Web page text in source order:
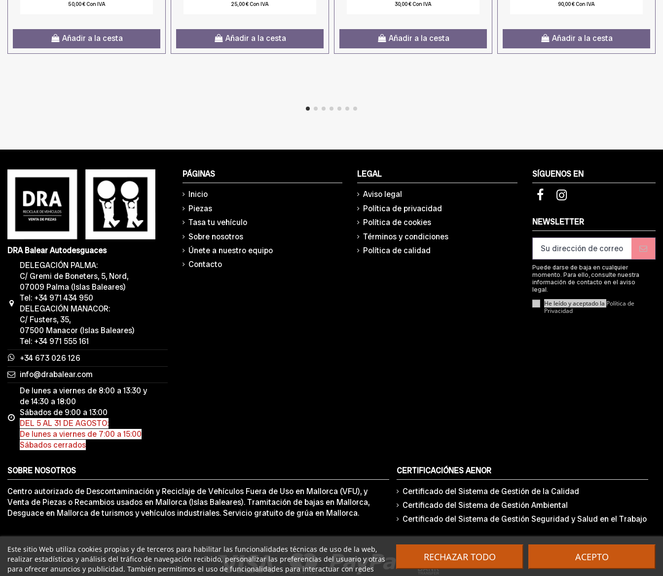
50,00 € Con IVA
Añadir a la cesta
25,00 € Con IVA
Añadir a la cesta
30,00 € Con IVA
Añadir a la cesta
90,00 € Con IVA
Añadir a la cesta
DRA Balear Autodesguaces
DELEGACIÓN PALMA:
C/ Gremi de Boneters, 5, Nord,
07009 Palma (Islas Baleares)
Tel: +34 971 434 950
DELEGACIÓN MANACOR:
C/ Fusters, 35,
07500 Manacor (Islas Baleares)
Tel: +34 971 555 161
+34 673 026 126
info@drabalear.com
De lunes a viernes de 8:00 a 13:30 y
de 14:30 a 18:00
Sábados de 9:00 a 13:00
DEL 5 AL 31 DE AGOSTO:
De lunes a viernes de 7:00 a 15:00
Sábados cerrados
PÁGINAS
Inicio
Piezas
Tasa tu vehículo
Sobre nosotros
Únete a nuestro equipo
Contacto
LEGAL
Aviso legal
Política de privacidad
Política de cookies
Términos y condiciones
Política de calidad
Este sitio Web utiliza cookies propias y de terceros para habilitar las funcionalidades técnicas de uso de la web,
realizar estadísticas y análisis del tráfico de navegación recibido, personalizar las preferencias del usuario y otras
para ofrecer anuncios y publicidad. También permitimos el uso de funcionalidades para interactuar con redes
RECHAZAR TODO ACEPTO
SÍGUENOS EN
NEWSLETTER
Puede darse de baja en cualquier
momento. Para ello, consulte nuestra
información de contacto en el aviso
legal.
He leído y aceptado la Política de
Privacidad
SOBRE NOSOTROS
Centro autorizado de Descontaminación y Reciclaje de Vehículos Fuera de Uso en Mallorca (VFU), y
Venta de Piezas o Recambios usados en Mallorca (Islas Baleares). Tramitación de bajas en Mallorca,
Desguace en Mallorca de turismos y vehículos industriales. Servicio gratuito de grúa en Mallorca.
CERTIFICACIÓNES AENOR
Certificado del Sistema de Gestión de la Calidad
Certificado del Sistema de Gestión Ambiental
Certificado del Sistema de Gestión Seguridad y Salud en el Trabajo